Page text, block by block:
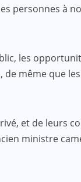
personnes à
les
même que
et de leurs
ministre